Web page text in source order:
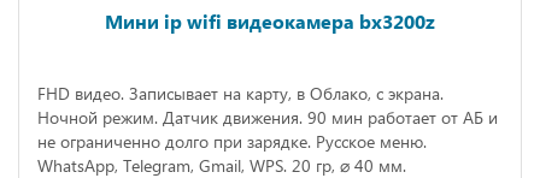
Мини ip wifi видеокамера bx3200z
FHD видео. Записывает на карту, в Облако, с экрана.
Ночной режим. Датчик движения. 90 мин работает от АБ и
не ограниченно долго при зарядке. Русское меню.
WhatsApp, Telegram, Gmail, WPS. 20 гр, ⌀ 40 мм.